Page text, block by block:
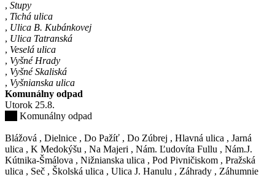
, Stupy
, Tichá ulica
, Ulica B. Kubánkovej
, Ulica Tatranská
, Veselá ulica
, Vyšné Hrady
, Vyšné Skaliská
, Vyšnianska ulica
Komunálny odpad
Utorok 25.8.
Komunálny odpad
Blážová , Dielnice , Do Pažíť , Do Zúbrej , Hlavná ulica , Jarná
ulica , K Medokýšu , Na Majeri , Nám. Ľudovíta Fullu , Nám.J.
Kútnika-Šmálova , Nižnianska ulica , Pod Pivničiskom , Pražská
ulica , Seč , Školská ulica , Ulica J. Hanulu , Záhrady , Záhumnie